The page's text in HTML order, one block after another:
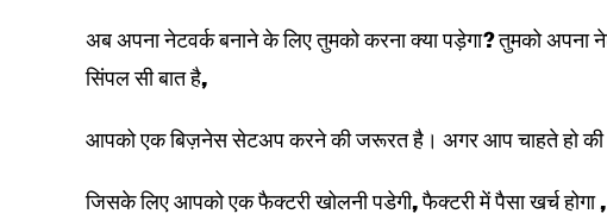
अब अपना नेटवर्क बनाने के लिए तुमको करना क्या पड़ेगा? तुमको
सिंपल सी बात है,
आपको एक बिज़नेस सेटअप करने की जरूरत है। अगर आप चाहते हो
जिसके लिए आपको एक फैक्टरी खोलनी पडेगी, फैक्टरी में पैसा खर्च होगा